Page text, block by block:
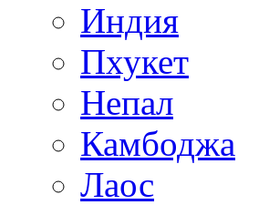
Индия
Пхукет
Непал
Камбоджа
Лаос